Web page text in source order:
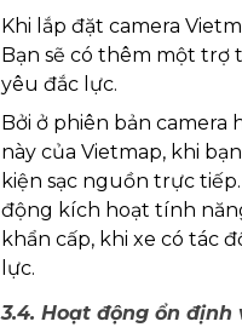
Khi lắp đặt camera
Bạn sẽ có thêm một trợ
yêu đắc lực.
Bởi ở phiên bản camera
này của Vietmap, khi
kiện sạc nguồn trực
động kích hoạt tính
khẩn cấp, khi xe có tác
lực.
3.4. Hoạt động ổn định